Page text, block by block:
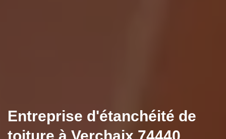
Entreprise d'étanchéité de